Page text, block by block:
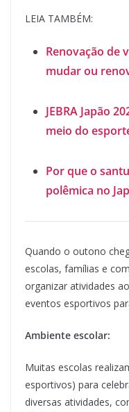
LEIA TAMBÉM:
Renovação de
mudar ou
JEBRA Japão
meio do
Por que o
polêmica no
Quando o outono
escolas, famílias e
organizar atividades
eventos esportivos
Ambiente escolar:
Muitas escolas
esportivos) para
diversas atividades,